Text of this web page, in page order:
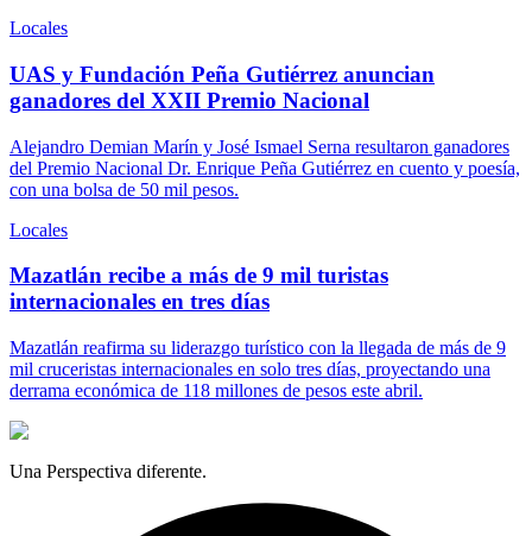
Locales
UAS y Fundación Peña Gutiérrez anuncian
ganadores del XXII Premio Nacional
Alejandro Demian Marín y José Ismael Serna resultaron ganadores
del Premio Nacional Dr. Enrique Peña Gutiérrez en cuento y poesía,
con una bolsa de 50 mil pesos.
Locales
Mazatlán recibe a más de 9 mil turistas
internacionales en tres días
Mazatlán reafirma su liderazgo turístico con la llegada de más de 9
mil cruceristas internacionales en solo tres días, proyectando una
derrama económica de 118 millones de pesos este abril.
Una Perspectiva diferente.